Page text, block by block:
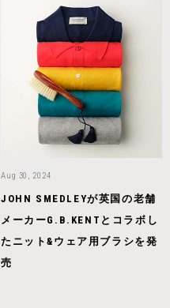
Aug 30, 2024
JOHN SMEDLEYが英国の老舗
メーカーG.B.KENTとコラボし
たニット&ウェア用ブラシを発
売